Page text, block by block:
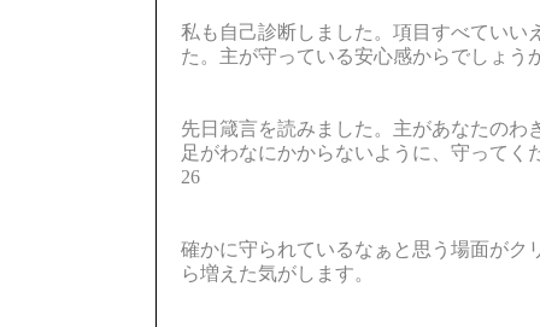
私も自己診断しました。項目すべていい
た。主が守っている安心感からでしょう
先日箴言を読みました。主があなたのわ
足がわなにかからないように、守ってく
26
確かに守られているなぁと思う場面がク
ら増えた気がします。